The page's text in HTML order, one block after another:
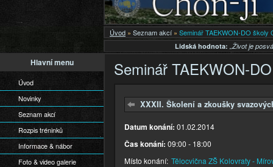
Úvod » Seznam akcí » Seminář TAEKWON-DO školy
Lidská hodnota: „Život je
Hlavní menu
Úvod
Novinky
Seznam akcí
Rozpis tréninků
Informace & nábor
Foto & video galerie
Seminář TAEKWON-
XXXII. Školení a zkoušky
Datum konání: 01.02.2014
Čas konání: 09:00 - 18:00
Místo konání: Tělocvična ZŠ Kolovraty -